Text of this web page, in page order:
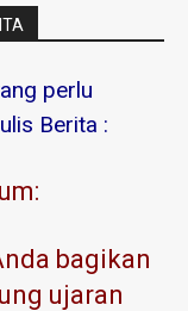
perlu
Berita :
bagikan
ujaran